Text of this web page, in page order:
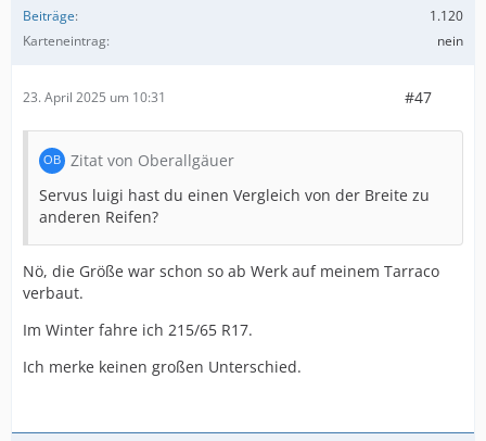
Beiträge
1.120
Karteneintrag
nein
23. April 2025 um 10:31 #47
Zitat von Oberallgäuer
Servus luigi hast du einen Vergleich von der Breite zu
anderen Reifen?
Nö, die Größe war schon so ab Werk auf meinem Tarraco
verbaut.
Im Winter fahre ich 215/65 R17.
Ich merke keinen großen Unterschied.